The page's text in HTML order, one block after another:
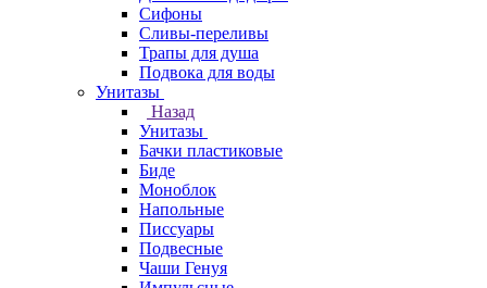
Сифоны
Сливы-переливы
Трапы для душа
Подвока для воды
Унитазы
Назад
Унитазы
Бачки пластиковые
Биде
Моноблок
Напольные
Писсуары
Подвесные
Чаши Генуя